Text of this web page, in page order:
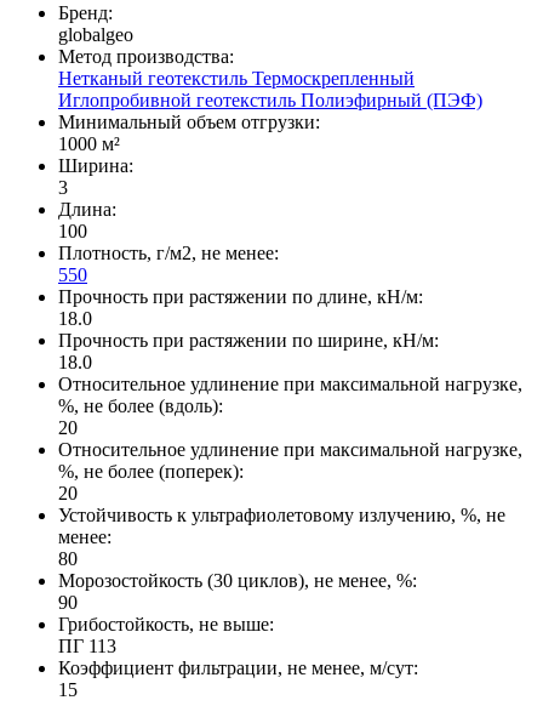
Бренд:
globalgeo
Метод производства:
Нетканый геотекстиль Термоскрепленный
Иглопробивной геотекстиль Полиэфирный (ПЭФ)
Минимальный объем отгрузки:
1000 м²
Ширина:
3
Длина:
100
Плотность, г/м2, не менее:
550
Прочность при растяжении по длине, кН/м:
18.0
Прочность при растяжении по ширине, кН/м:
18.0
Относительное удлинение при максимальной нагрузке,
%, не более (вдоль):
20
Относительное удлинение при максимальной нагрузке,
%, не более (поперек):
20
Устойчивость к ультрафиолетовому излучению, %, не
менее:
80
Морозостойкость (30 циклов), не менее, %:
90
Грибостойкость, не выше:
ПГ 113
Коэффициент фильтрации, не менее, м/сут:
15